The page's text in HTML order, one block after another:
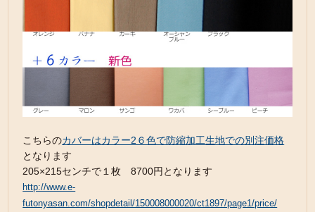
こちらのカバーはカラー2６色で防縮加工生地での別注価格
となります
205×215センチで１枚 8700円となります
http://www.e-
futonyasan.com/shopdetail/150008000020/ct1897/page1/price/